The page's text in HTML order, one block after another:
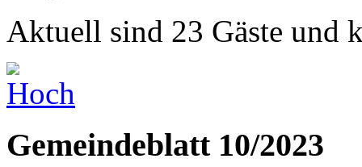
Aktuell sind 23 Gäste und
Gemeindeblatt 10/2023